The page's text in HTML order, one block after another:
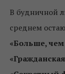
В будничной
среднем
«Больше,